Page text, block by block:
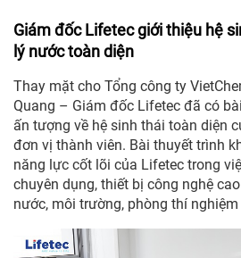
Giám đốc Lifetec giới thiệu hệ
lý nước toàn diện
Thay mặt cho Tổng công ty
Quang – Giám đốc Lifetec đã có
ấn tượng về hệ sinh thái toàn diện
đơn vị thành viên. Bài thuyết trình
năng lực cốt lõi của Lifetec trong
chuyên dụng, thiết bị công nghệ
nước, môi trường, phòng thí